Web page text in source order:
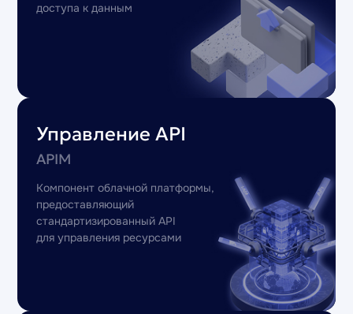
доступа к данным
Управление API
APIM
Компонент облачной платформы,
предоставляющий
стандартизированный API
для управления ресурсами